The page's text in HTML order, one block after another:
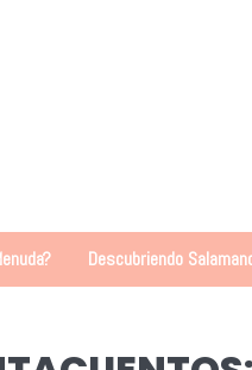
Descubriendo